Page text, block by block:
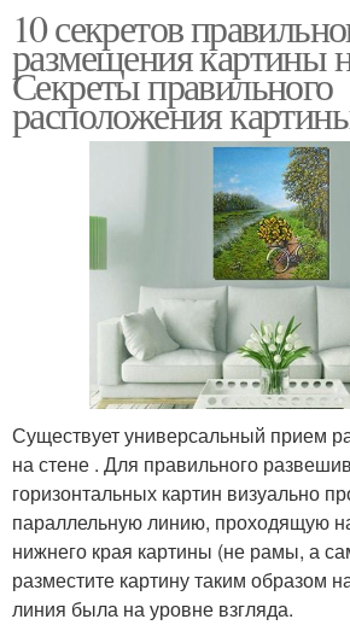
10 секретов
размещения картины
Секреты правильного
расположения
Существует универсальный прием
на стене . Для правильного
горизонтальных картин визуально
параллельную линию, проходящую
нижнего края картины (не рамы, а
разместите картину таким образом
линия была на уровне взгляда.